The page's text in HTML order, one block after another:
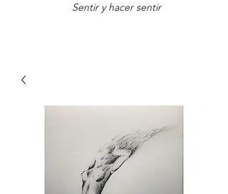
Sentir y hacer sentir